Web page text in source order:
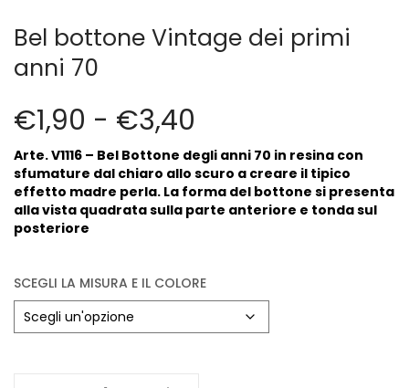
Minuterie (58)
Nastri, fettucce, cordoni, (49)
Prodotti per la sartoria (34)
Ricamo (119)
Quadri Mezzo Punto (92)
Canovacci Completi di Filati e Ago (24)
Sciarpe (8)
Set di Bottoni Vintage (77)
Vintage (165)
Bel bottone Vintage dei primi
anni 70
€1,90 - €3,40
Arte.V1116 – Bel Bottone degli anni 70 in resina con
sfumature dal chiaro allo scuro a creare il tipico
effetto madre perla. La forma del bottone si presenta
alla vista quadrata sulla parte anteriore e tonda sul
posteriore
SCEGLI LA MISURA E IL COLORE